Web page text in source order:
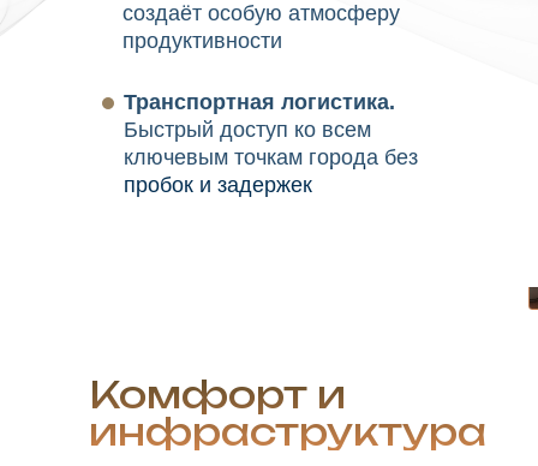
создаёт особую атмосферу
продуктивности
Транспортная логистика.
Быстрый доступ ко всем
ключевым точкам города без
пробок и задержек
Комфорт и
инфраструктура